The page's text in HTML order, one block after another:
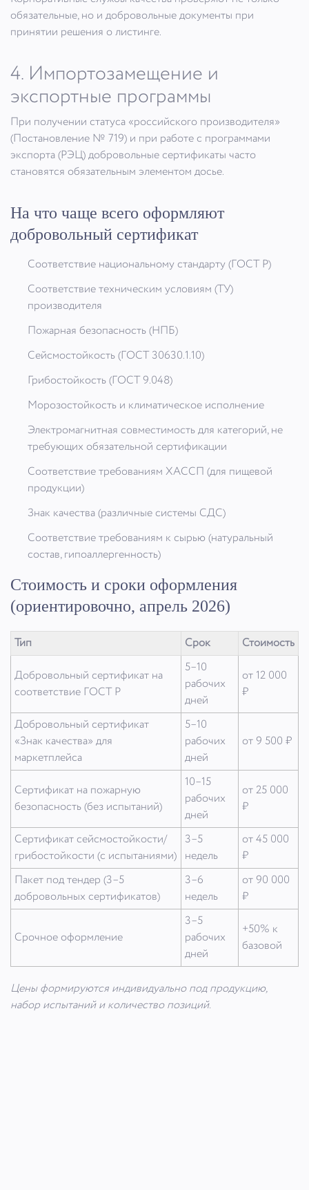
обязательные, но и добровольные документы при
принятии решения о листинге.
4. Импортозамещение и
экспортные программы
При получении статуса «российского производителя»
(Постановление № 719) и при работе с программами
экспорта (РЭЦ) добровольные сертификаты часто
становятся обязательным элементом досье.
На что чаще всего оформляют
добровольный сертификат
Соответствие национальному стандарту (ГОСТ Р)
Соответствие техническим условиям (ТУ)
производителя
Пожарная безопасность (НПБ)
Сейсмостойкость (ГОСТ 30630.1.10)
Грибостойкость (ГОСТ 9.048)
Морозостойкость и климатическое исполнение
Электромагнитная совместимость для категорий, не
требующих обязательной сертификации
Соответствие требованиям ХАССП (для пищевой
продукции)
Знак качества (различные системы СДС)
Соответствие требованиям к сырью (натуральный
состав, гипоаллергенность)
Стоимость и сроки оформления
(ориентировочно, апрель 2026)
Тип Срок Стоимость
Добровольный сертификат на
соответствие ГОСТ Р
5–10
рабочих
дней
от 12 000
₽
Добровольный сертификат
«Знак качества» для
маркетплейса
5–10
рабочих
дней
от 9 500 ₽
Сертификат на пожарную
безопасность (без испытаний)
10–15
рабочих
дней
от 25 000
₽
Сертификат сейсмостойкости/
грибостойкости (с испытаниями)
3–5
недель
от 45 000
₽
Пакет под тендер (3–5
добровольных сертификатов)
3–6
недель
от 90 000
₽
Срочное оформление
3–5
рабочих
дней
+50% к
базовой
Цены формируются индивидуально под продукцию,
набор испытаний и количество позиций.